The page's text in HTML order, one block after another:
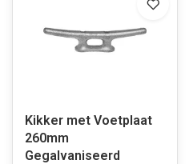
Kikker met Voetplaat
260mm
Gegalvaniseerd